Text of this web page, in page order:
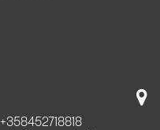
+358452718818